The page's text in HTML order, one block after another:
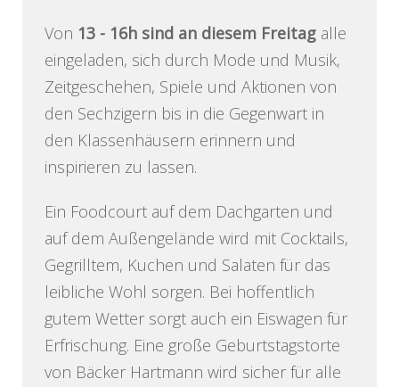
Von 13 - 16h sind an diesem Freitag alle
eingeladen, sich durch Mode und Musik,
Zeitgeschehen, Spiele und Aktionen von
den Sechzigern bis in die Gegenwart in
den Klassenhäusern erinnern und
inspirieren zu lassen.
Ein Foodcourt auf dem Dachgarten und
auf dem Außengelände wird mit Cocktails,
Gegrilltem, Kuchen und Salaten für das
leibliche Wohl sorgen. Bei hoffentlich
gutem Wetter sorgt auch ein Eiswagen für
Erfrischung. Eine große Geburtstagstorte
von Bäcker Hartmann wird sicher für alle